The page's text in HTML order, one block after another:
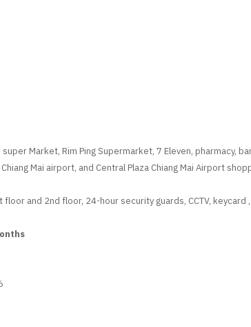
Market, Rim Ping Supermarket, 7 Eleven, pharmacy,
Mai airport, and Central Plaza Chiang Mai Airport
and 2nd floor, 24-hour security guards, CCTV,